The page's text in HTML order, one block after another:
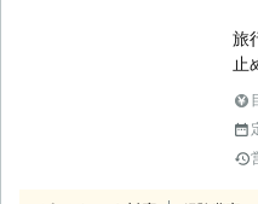
の
て
ください
を
を
旅
止
て
と
れません